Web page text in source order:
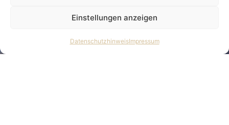
Einstellungen anzeigen
DatenschutzhinweisImpressum